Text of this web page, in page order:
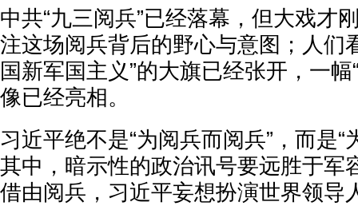
中共“九三阅兵”已经落幕，但大戏才
注这场阅兵背后的野心与意图；人们
国新军国主义”的大旗已经张开，一幅
像已经亮相。
习近平绝不是“为阅兵而阅兵”，而是“
其中，暗示性的政治讯号要远胜于军
借由阅兵，习近平妄想扮演世界领导